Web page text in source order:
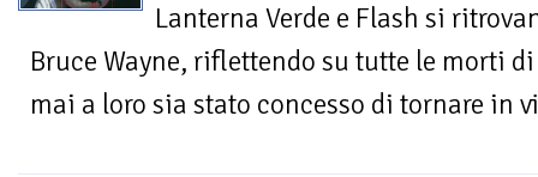
Lanterna Verde e Flash si
Bruce Wayne, riflettendo su tutte le morti
mai a loro sia stato concesso di tornare in